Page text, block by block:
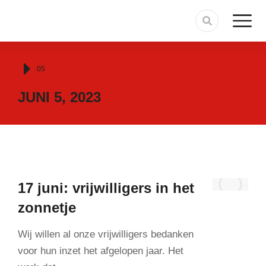
Je bent hier:
05
JUNI 5, 2023
17 juni: vrijwilligers in het
zonnetje
Wij willen al onze vrijwilligers bedanken
voor hun inzet het afgelopen jaar. Het